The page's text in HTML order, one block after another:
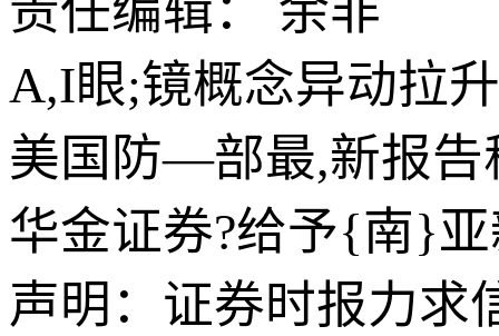
责任编辑： 余非
A,I眼;镜概念异动拉
美国防—部最,新报告
华金证券?给予{南}
声明：证券时报力求